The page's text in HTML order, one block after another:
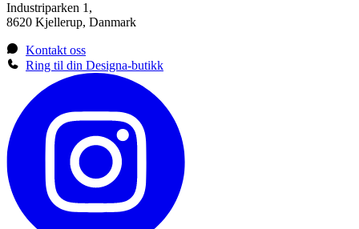
Industriparken 1,
8620 Kjellerup, Danmark
Kontakt oss
Ring til din Designa-butikk